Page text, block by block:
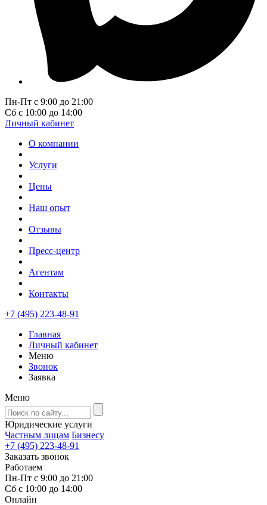
Пн-Пт с 9:00 до 21:00
Сб с 10:00 до 14:00
Личный кабинет
О компании
Услуги
Цены
Наш опыт
Отзывы
Пресс-центр
Агентам
Контакты
+7 (495) 223-48-91
Главная
Личный кабинет
Меню
Звонок
Заявка
Меню
Юридические услуги
Частным лицам Бизнесу
+7 (495) 223-48-91
Заказать звонок
Работаем
Пн-Пт с 9:00 до 21:00
Сб с 10:00 до 14:00
Онлайн